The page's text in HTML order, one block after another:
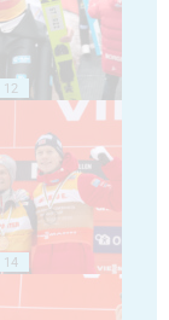
12
14